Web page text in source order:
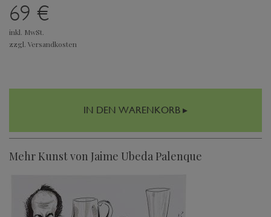
69 €
inkl. MwSt.
zzgl. Versandkosten
IN DEN WARENKORB ▸
Mehr Kunst von Jaime Ubeda Palenque